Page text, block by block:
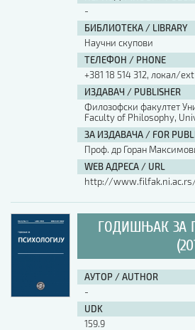
-
БИБЛИОТЕКА / LIBRARY
Научни скупови
ТЕЛЕФОН / PHONE
+381 18 514 312, локал/ext
ИЗДАВАЧ / PUBLISHER
Филозофски факултет
Faculty of Philosophy,
ЗА ИЗДАВАЧА / FOR
Проф. др Горан
WEB АДРЕСА / URL
http://
ГОДИШЊАК ЗА
АУТОР / AUTHOR
-
UDK
159.9